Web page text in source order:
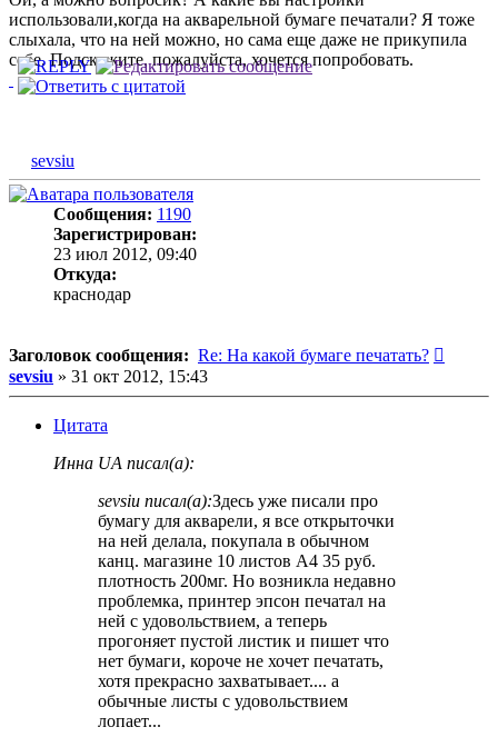
использовали,когда на акварельной бумаге печатали? Я тоже
слыхала, что на ней можно, но сама еще даже не прикупила
себе. Подскажите, пожалуйста, хочется попробовать.
sevsiu
Сообщения: 1190
Зарегистрирован:
23 июл 2012, 09:40
Откуда:
краснодар
Заголовок сообщения: Re: На какой бумаге печатать?
sevsiu » 31 окт 2012, 15:43
Цитата
Инна UA писал(а):
sevsiu писал(а):Здесь уже писали про
бумагу для акварели, я все открыточки
на ней делала, покупала в обычном
канц. магазине 10 листов А4 35 руб.
плотность 200мг. Но возникла недавно
проблемка, принтер эпсон печатал на
ней с удовольствием, а теперь
прогоняет пустой листик и пишет что
нет бумаги, короче не хочет печатать,
хотя прекрасно захватывает.... а
обычные листы с удовольствием
лопает...